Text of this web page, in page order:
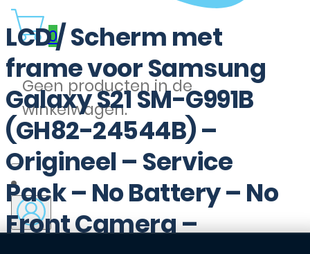
0
Geen producten in de
winkelwagen.
LCD / Scherm met
frame voor Samsung
Galaxy S21 SM-G991B
(GH82-24544B) –
Origineel – Service
Pack – No Battery – No
Front Camera –